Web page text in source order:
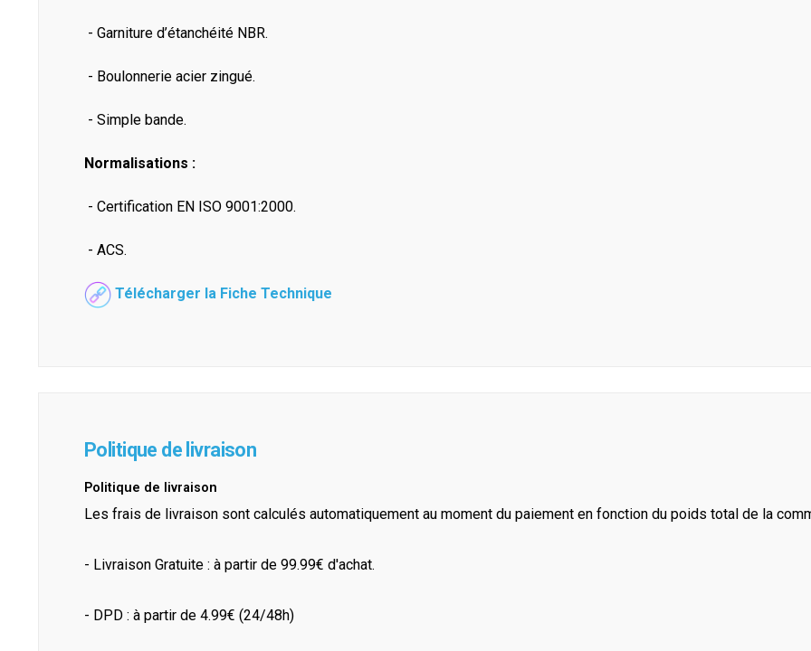
- Garniture d’étanchéité NBR.
- Boulonnerie acier zingué.
- Simple bande.
Normalisations :
- Certification EN ISO 9001:2000.
- ACS.
Télécharger la Fiche Technique
Politique de livraison
Politique de livraison
Les frais de livraison sont calculés automatiquement au moment du paiement en fonction du poids total de la
- Livraison Gratuite : à partir de 99.99€ d'achat.
- DPD : à partir de 4.99€ (24/48h)